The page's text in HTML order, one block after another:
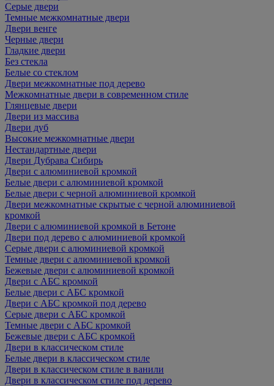
Серые двери
Темные межкомнатные двери
Двери венге
Черные двери
Гладкие двери
Без стекла
Белые со стеклом
Двери межкомнатные под дерево
Межкомнатные двери в современном стиле
Глянцевые двери
Двери из массива
Двери дуб
Высокие межкомнатные двери
Нестандартные двери
Двери Дубрава Сибирь
Двери с алюминиевой кромкой
Белые двери с алюминиевой кромкой
Белые двери с черной алюминиевой кромкой
Двери межкомнатные скрытые с черной алюминиевой
кромкой
Двери с алюминиевой кромкой в Бетоне
Двери под дерево с алюминиевой кромкой
Серые двери с алюминиевой кромкой
Темные двери с алюминиевой кромкой
Бежевые двери с алюминиевой кромкой
Двери с АБС кромкой
Белые двери с АБС кромкой
Двери с АБС кромкой под дерево
Серые двери с АБС кромкой
Темные двери с АБС кромкой
Бежевые двери с АБС кромкой
Двери в классическом стиле
Белые двери в классическом стиле
Двери в классическом стиле в ванили
Двери в классическом стиле под дерево